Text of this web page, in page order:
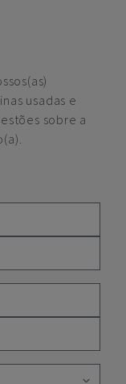
usadas e
sobre a